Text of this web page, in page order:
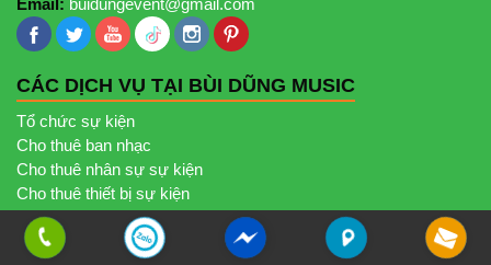
Email: buidungevent@gmail.com
CÁC DỊCH VỤ TẠI BÙI DŨNG MUSIC
Tổ chức sự kiện
Cho thuê ban nhạc
Cho thuê nhân sự sự kiện
Cho thuê thiết bị sự kiện
Đào tạo
Tin tức & sự kiện